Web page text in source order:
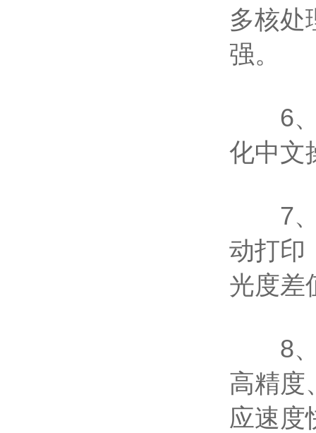
多核处
强。
6、
化中文
7、
动打印
光度差
8、
高精度
应速度